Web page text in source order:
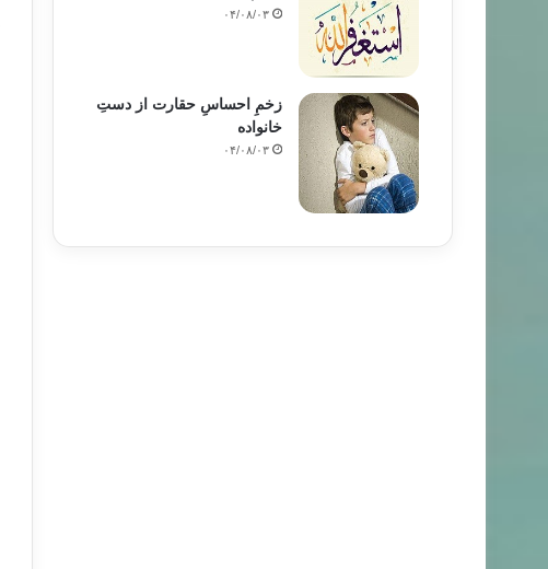
۰۴/۰۸/۰۳
زخمِ احساسِ حقارت از دستِ
خانواده
۰۴/۰۸/۰۳